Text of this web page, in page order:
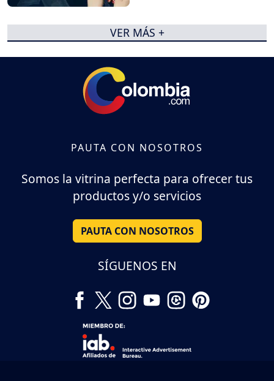
VER MÁS +
PAUTA CON NOSOTROS
Somos la vitrina perfecta para ofrecer tus
productos y/o servicios
PAUTA CON NOSOTROS
SÍGUENOS EN